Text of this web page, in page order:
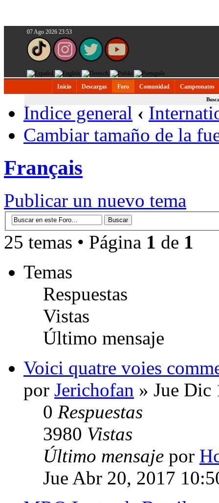
07 Ago 2026 23:53
Inicio Descargas Foro Comunidad Campeonatos
Índice general ‹
Cambiar tamaño de la
Français
Publicar un nuevo tema
25 temas • Página 1 de 1
Temas
Respuestas
Vistas
Último mensaje
Voici quatre voies
por Jerichofan » Jue Dic
0 Respuestas
3980 Vistas
Último mensaje por
Jue Abr 20, 2017